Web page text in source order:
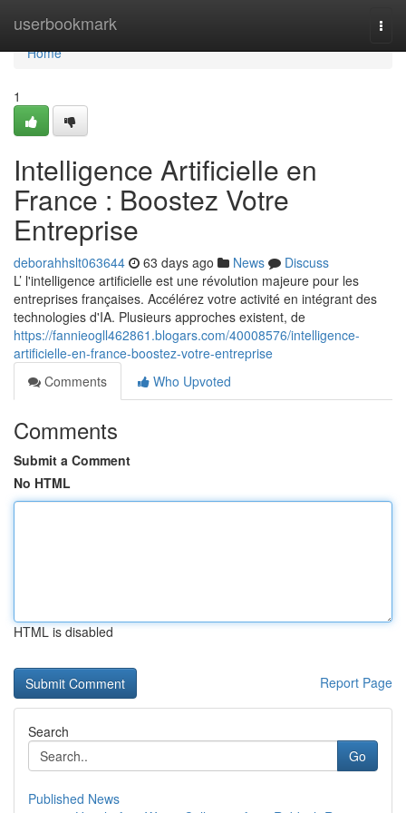
userbookmark
Home
Home
1
Intelligence Artificielle en
France : Boostez Votre
Entreprise
deborahhslt063644 63 days ago News
Discuss
L’ l'intelligence artificielle est une révolution majeure pour les
entreprises françaises. Accélérez votre activité en intégrant des
technologies d'IA. Plusieurs approches existent, de
https://fannieogll462861.blogars.com/40008576/intelligence-
artificielle-en-france-boostez-votre-entreprise
Comments
Who Upvoted
Comments
Submit a Comment
No HTML
HTML is disabled
Report Page
Search
Go
Published News